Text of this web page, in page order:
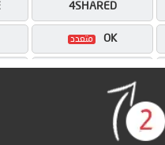
MP4UPLOAD
OK
4SHARED